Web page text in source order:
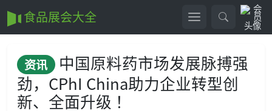
食品展会大全
资讯 中国原料药市场发展脉搏强
劲，CPhI China助力企业转型创
新、全面升级 ！